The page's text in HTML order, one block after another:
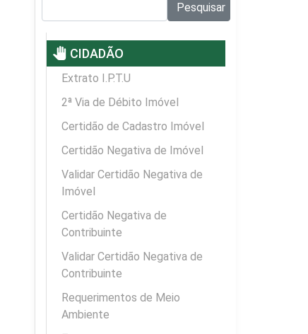
Pesquisar
pan_tool CIDADÃO
Extrato I.P.T.U
2ª Via de Débito Imóvel
Certidão de Cadastro Imóvel
Certidão Negativa de Imóvel
Validar Certidão Negativa de
Imóvel
Certidão Negativa de
Contribuinte
Validar Certidão Negativa de
Contribuinte
Requerimentos de Meio
Ambiente